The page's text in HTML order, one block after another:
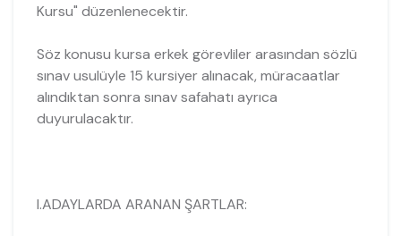
Kursu" düzenlenecektir.
Söz konusu kursa erkek görevliler arasından sözlü
sınav usulüyle 15 kursiyer alınacak, müracaatlar
alındıktan sonra sınav safahatı ayrıca
duyurulacaktır.
I.ADAYLARDA ARANAN ŞARTLAR: